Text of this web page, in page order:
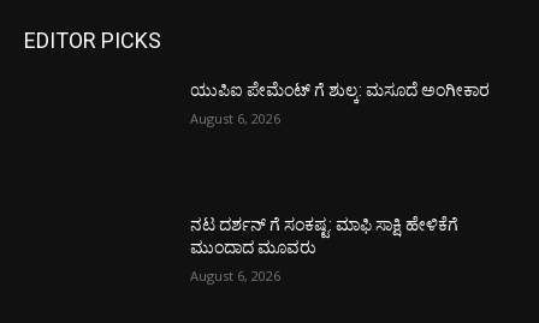
EDITOR PICKS
ಯುಪಿಐ ಪೇಮೆಂಟ್ ಗೆ ಶುಲ್ಕ: ಮಸೂದೆ ಅಂಗೀಕಾರ
August 6, 2026
ನಟ ದರ್ಶನ್ ಗೆ ಸಂಕಷ್ಟ: ಮಾಫಿ ಸಾಕ್ಷಿ ಹೇಳಿಕೆಗೆ
ಮುಂದಾದ ಮೂವರು
August 6, 2026